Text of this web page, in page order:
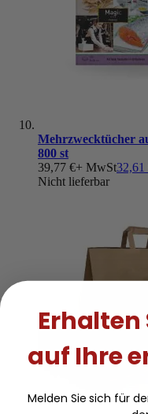
Mehrzwecktücher
800 st
39,77 €+ MwSt32,61
Nicht lieferbar
Erhalten
auf Ihre
Melden Sie sich für